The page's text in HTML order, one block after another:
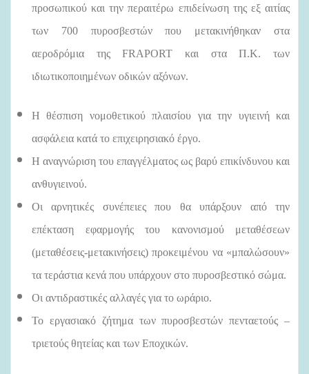
προσωπικού και την περαιτέρω επιδείνωση της εξ αιτίας
των 700 πυροσβεστών που μετακινήθηκαν στα
αεροδρόμια τηςFRAPORT και στα Π.Κ. των
ιδιωτικοποιημένων οδικών αξόνων.
Η θέσπιση νομοθετικού πλαισίου για την υγιεινή και
ασφάλεια κατά το επιχειρησιακό έργο.
Η αναγνώριση του επαγγέλματος ως βαρύ επικίνδυνου και
ανθυγιεινού.
Οι αρνητικές συνέπειες που θα υπάρξουν από την
επέκταση εφαρμογής του κανονισμού μεταθέσεων
(μεταθέσεις-μετακινήσεις) προκειμένου να «μπαλώσουν»
τα τεράστια κενά που υπάρχουν στο πυροσβεστικό σώμα.
Οι αντιδραστικές αλλαγές για το ωράριο.
Το εργασιακό ζήτημα των πυροσβεστών πενταετούς –
τριετούς θητείας και των Εποχικών.